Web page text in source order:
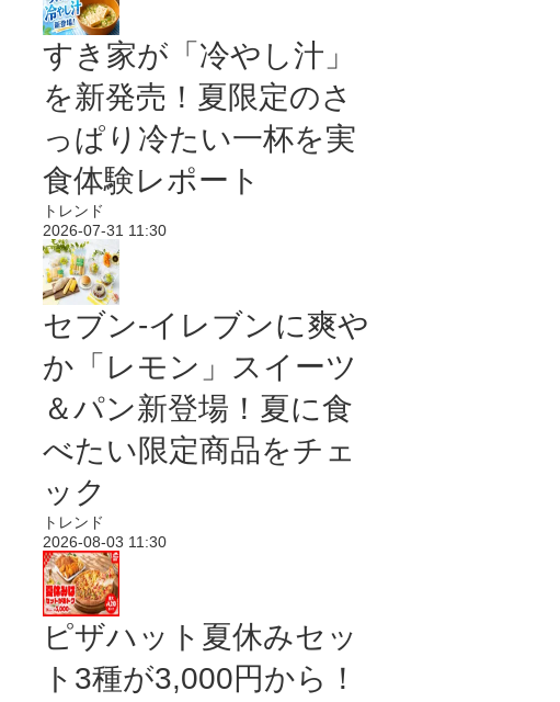
すき家が「冷やし汁」
を新発売！夏限定のさ
っぱり冷たい一杯を実
食体験レポート
トレンド
2026-07-31 11:30
セブン‐イレブンに爽や
か「レモン」スイーツ
＆パン新登場！夏に食
べたい限定商品をチェ
ック
トレンド
2026-08-03 11:30
ピザハット夏休みセッ
ト3種が3,000円から！